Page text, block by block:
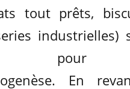
tout prêts,
industrielles)
pour
En